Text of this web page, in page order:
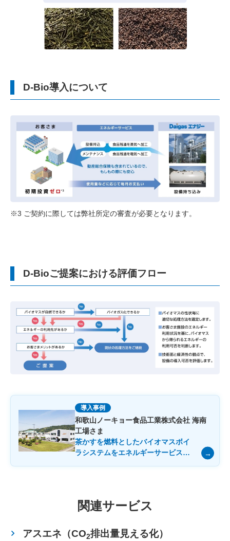
D-Bio導入について
※3 ご契約に際しては弊社所定の審査が必要となります。
D-Bioご提案における評価フロー
導入事例
和歌山ノーキョー食品工業株式会社 海南
工場さま
茶かすを燃料としたバイオマスボイ
ラシステムをエネルギーサービスで
関連サービス
アスエネ（CO2排出量見える化）